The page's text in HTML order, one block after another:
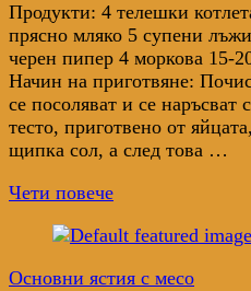
Продукти: 4 телешки
прясно мляко 5 супени
черен пипер 4 моркова 15-
Начин на приготвяне:
се посоляват и се наръсват
тесто, приготвено от
щипка сол, а след това …
Чети повече
Основни ястия с месо